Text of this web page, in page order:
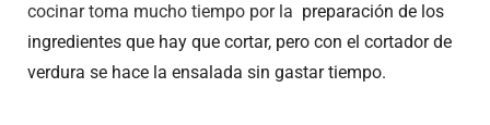
cocinar toma mucho tiempo por la preparación de los
ingredientes que hay que cortar, pero con el cortador de
verdura se hace la ensalada sin gastar tiempo.